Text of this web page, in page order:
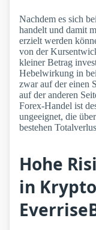
Nachdem es sich
handelt und damit
erzielt werden
von der
kleiner Betrag
Hebelwirkung in
zwar auf der einen
auf der anderen
Forex-Handel ist
ungeeignet, die
bestehen
Hohe
in